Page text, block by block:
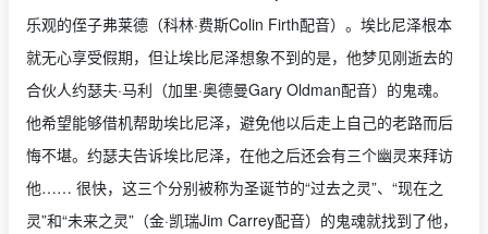
乐观的侄子弗莱德（科林·费斯Colin Firth配音）。埃比尼泽根本
就无心享受假期，但让埃比尼泽想象不到的是，他梦见刚逝去的
合伙人约瑟夫·马利（加里·奥德曼Gary Oldman配音）的鬼魂。
他希望能够借机帮助埃比尼泽，避免他以后走上自己的老路而后
悔不堪。约瑟夫告诉埃比尼泽，在他之后还会有三个幽灵来拜访
他…… 很快，这三个分别被称为圣诞节的“过去之灵”、“现在之
灵”和“未来之灵”（金·凯瑞Jim Carrey配音）的鬼魂就找到了他，